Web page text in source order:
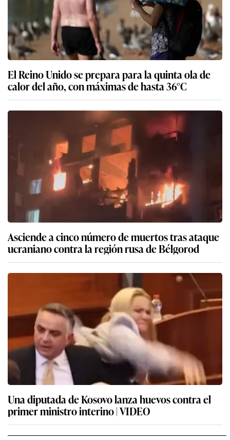
El Reino Unido se prepara para la quinta ola de
calor del año, con máximas de hasta 36°C
Asciende a cinco número de muertos tras ataque
ucraniano contra la región rusa de Bélgorod
Una diputada de Kosovo lanza huevos contra el
primer ministro interino | VIDEO